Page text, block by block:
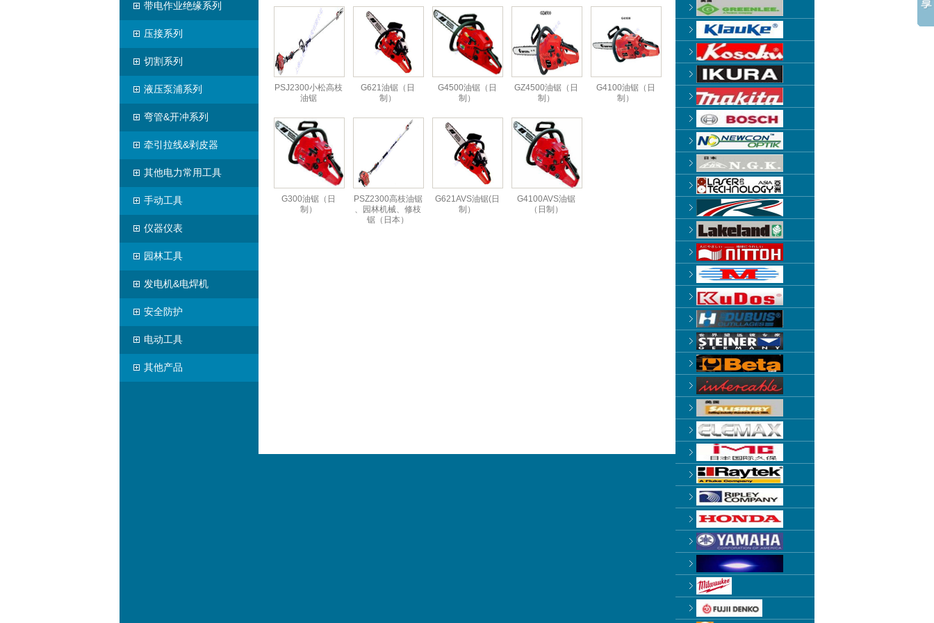
带电作业绝缘系列
压接系列
切割系列
液压泵浦系列
弯管&开冲系列
牵引拉线&剥皮器
其他电力常用工具
手动工具
仪器仪表
园林工具
发电机&电焊机
安全防护
电动工具
其他产品
PSJ2300小松高枝
油锯
G621油锯（日
制）
G4500油锯（日
制）
GZ4500油锯（日
制）
G4100油锯（日
制）
G300油锯（日
制）
PSZ2300高枝油锯
、园林机械、修枝
锯（日本）
G621AVS油锯(日
制）
G4100AVS油锯
（日制）